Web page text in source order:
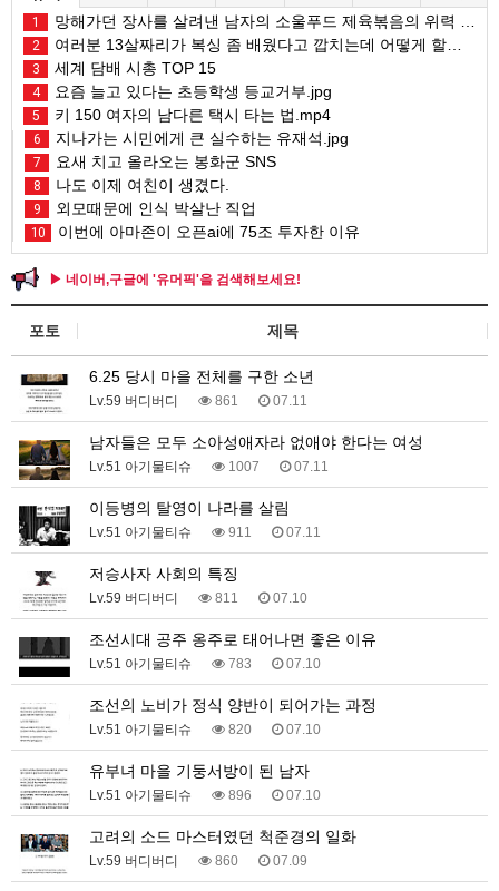
1 망해가던 장사를 살려낸 남자의 소울푸드 제육볶음의 위력 ㅋㅋ
2 여러분 13살짜리가 복싱 좀 배웠다고 깝치는데 어떻게 할까요?
3 세계 담배 시총 TOP 15
4 요즘 늘고 있다는 초등학생 등교거부.jpg
5 키 150 여자의 남다른 택시 타는 법.mp4
6 지나가는 시민에게 큰 실수하는 유재석.jpg
7 요새 치고 올라오는 봉화군 SNS
8 나도 이제 여친이 생겼다.
9 외모때문에 인식 박살난 직업
10 이번에 아마존이 오픈ai에 75조 투자한 이유
▶ 네이버,구글에 '유머픽'을 검색해보세요!
포토 제목
6.25 당시 마을 전체를 구한 소년
Lv.59 버디버디 861 07.11
남자들은 모두 소아성애자라 없애야 한다는 여성
Lv.51 아기물티슈 1007 07.11
이등병의 탈영이 나라를 살림
Lv.51 아기물티슈 911 07.11
저승사자 사회의 특징
Lv.59 버디버디 811 07.10
조선시대 공주 옹주로 태어나면 좋은 이유
Lv.51 아기물티슈 783 07.10
조선의 노비가 정식 양반이 되어가는 과정
Lv.51 아기물티슈 820 07.10
유부녀 마을 기둥서방이 된 남자
Lv.51 아기물티슈 896 07.10
고려의 소드 마스터였던 척준경의 일화
Lv.59 버디버디 860 07.09